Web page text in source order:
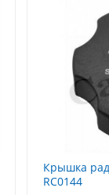
Крышка
RC0144